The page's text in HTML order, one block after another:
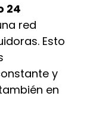
24
red
Esto
y
en